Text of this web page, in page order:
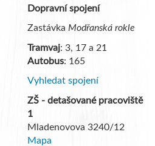
Dopravní spojení
Zastávka Modřanská rokle
Tramvaj: 3, 17 a 21
Autobus: 165
Vyhledat spojení
ZŠ - detašované pracoviště
1
Mladenovova 3240/12
Mapa